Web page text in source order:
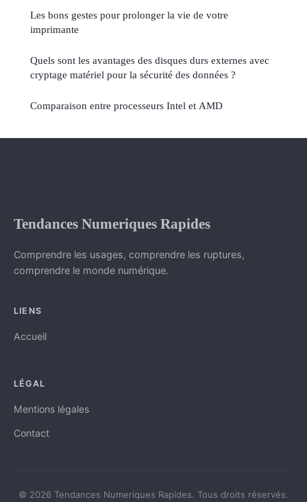
Les bons gestes pour prolonger la vie de votre
imprimante
Quels sont les avantages des disques durs externes avec
cryptage matériel pour la sécurité des données ?
Comparaison entre processeurs Intel et AMD
Tendances Numeriques Rapides
Comprendre les usages, comprendre les ruptures,
comprendre le monde numérique.
LIENS
Accueil
LÉGAL
Mentions légales
Contact
© 2026 Tendances Numeriques Rapides. Tous droits réservés.